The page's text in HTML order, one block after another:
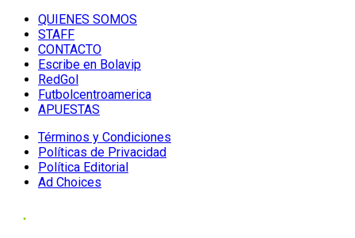
QUIENES SOMOS
STAFF
CONTACTO
Escribe en Bolavip
RedGol
Futbolcentroamerica
APUESTAS
Términos y Condiciones
Políticas de Privacidad
Política Editorial
Ad Choices